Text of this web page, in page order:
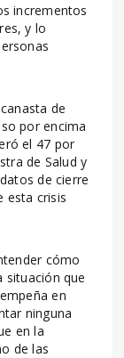
incrementos
y lo
de
por encima
el 47 por
de Salud y
de cierre
esta crisis
cómo
situación que
en
ninguna
en la
de las